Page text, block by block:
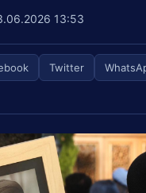
13:53
Twitter